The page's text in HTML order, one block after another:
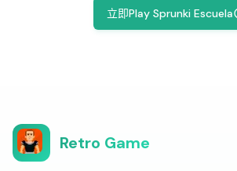
立即Play Sprunki Escuela
Retro Game